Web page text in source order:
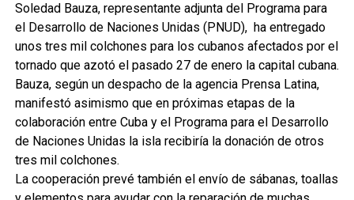
Soledad Bauza, representante adjunta del Programa para
el Desarrollo de Naciones Unidas (PNUD), ha entregado
unos tres mil colchones para los cubanos afectados por el
tornado que azotó el pasado 27 de enero la capital cubana.
Bauza, según un despacho de la agencia Prensa Latina,
manifestó asimismo que en próximas etapas de la
colaboración entre Cuba y el Programa para el Desarrollo
de Naciones Unidas la isla recibiría la donación de otros
tres mil colchones.
La cooperación prevé también el envío de sábanas, toallas